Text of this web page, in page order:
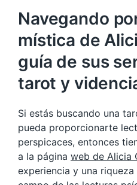
Navegando
mística de
guía de sus
tarot y
Si estás buscando una
pueda proporcionarte
perspicaces, entonces
a la página web de Alicia
experiencia y una